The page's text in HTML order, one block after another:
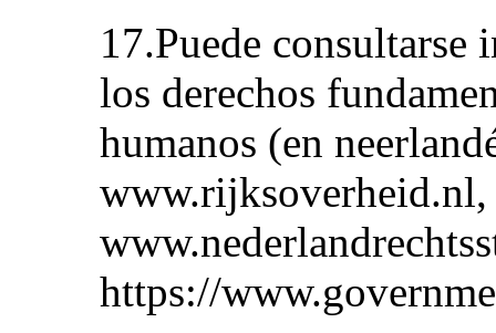
17.Puede consultarse
los derechos
humanos (en
www.rijksoverheid.nl,
https://